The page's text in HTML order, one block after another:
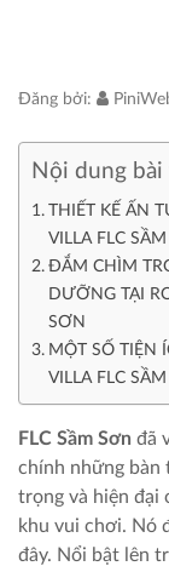
Đăng bởi:
Nội dung
THIẾT KẾ ẤN
VILLA FLC
ĐẮM CHÌM
DƯỠNG TẠI
SƠN
MỘT SỐ TIỆN
VILLA FLC
FLC Sầm Sơn đã
chính những bàn
trọng và hiện đại
khu vui chơi. Nó
đây. Nổi bật lên